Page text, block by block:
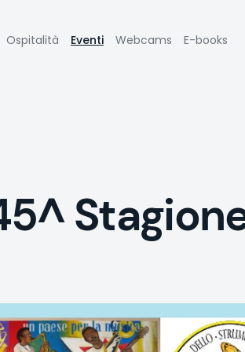
Ospitalità Eventi Webcams E-books